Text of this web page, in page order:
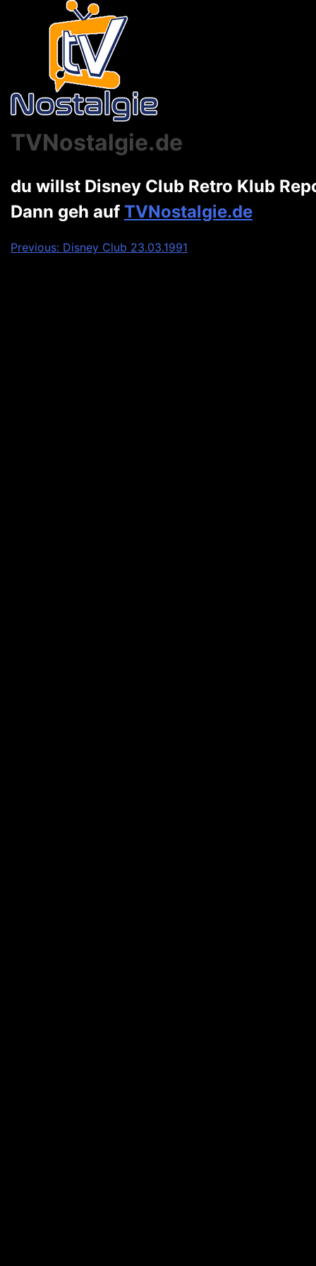
TVNostalgie.de
du willst Disney Club Retro Klub
Dann geh auf TVNostalgie.de
Beitragsnavigation
Previous: Disney Club 23.03.1991